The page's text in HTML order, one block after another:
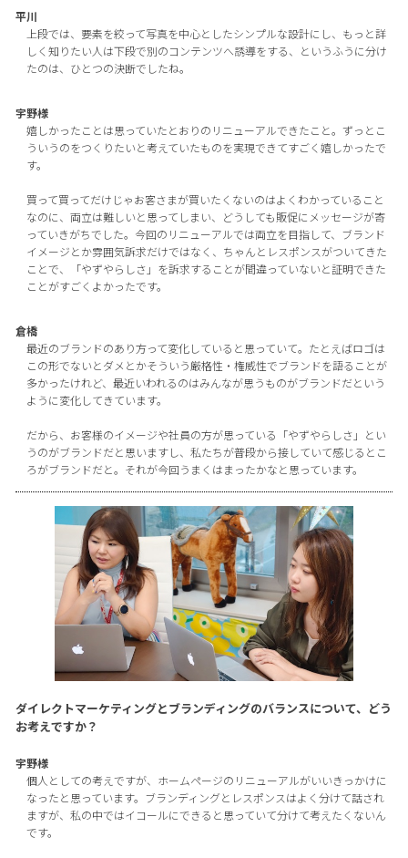
平川
上段では、要素を絞って写真を中心としたシンプルな設計にし、もっと詳
しく知りたい人は下段で別のコンテンツへ誘導をする、というふうに分け
たのは、ひとつの決断でしたね。
宇野様
嬉しかったことは思っていたとおりのリニューアルできたこと。ずっとこ
ういうのをつくりたいと考えていたものを実現できてすごく嬉しかったで
す。
買って買ってだけじゃお客さまが買いたくないのはよくわかっていること
なのに、両立は難しいと思ってしまい、どうしても販促にメッセージが寄
っていきがちでした。今回のリニューアルでは両立を目指して、ブランド
イメージとか雰囲気訴求だけではなく、ちゃんとレスポンスがついてきた
ことで、「やずやらしさ」を訴求することが間違っていないと証明できた
ことがすごくよかったです。
倉橋
最近のブランドのあり方って変化していると思っていて。たとえばロゴは
この形でないとダメとかそういう厳格性・権威性でブランドを語ることが
多かったけれど、最近いわれるのはみんなが思うものがブランドだという
ように変化してきています。
だから、お客様のイメージや社員の方が思っている「やずやらしさ」とい
うのがブランドだと思いますし、私たちが普段から接していて感じるとこ
ろがブランドだと。それが今回うまくはまったかなと思っています。
ダイレクトマーケティングとブランディングのバランスについて、どう
お考えですか？
宇野様
個人としての考えですが、ホームページのリニューアルがいいきっかけに
なったと思っています。ブランディングとレスポンスはよく分けて話され
ますが、私の中ではイコールにできると思っていて分けて考えたくないん
です。